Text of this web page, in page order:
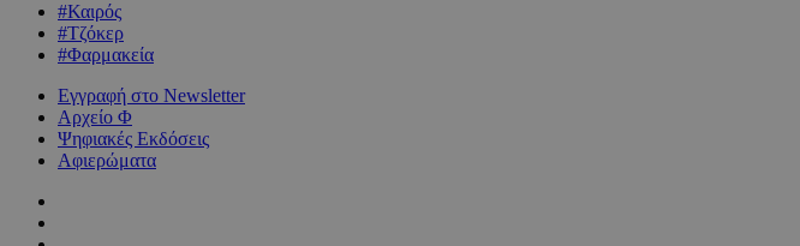
#Καιρός
#Τζόκερ
#Φαρμακεία
Εγγραφή στο Newsletter
Αρχείο Φ
Ψηφιακές Εκδόσεις
Αφιερώματα